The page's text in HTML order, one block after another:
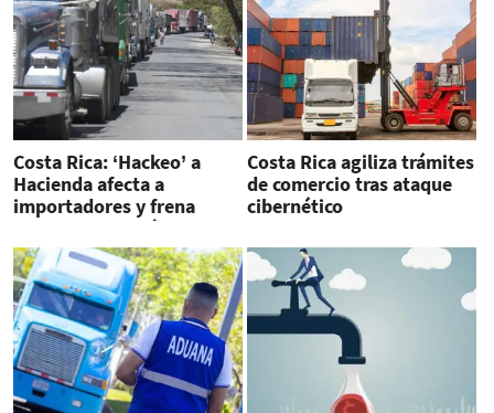
Costa Rica: ‘Hackeo’ a
Hacienda afecta a
importadores y frena
exportaciones vía
terrestre
Costa Rica agiliza trámites
de comercio tras ataque
cibernético